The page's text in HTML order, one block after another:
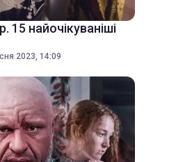
15 найочікуваніші
2023, 14:09